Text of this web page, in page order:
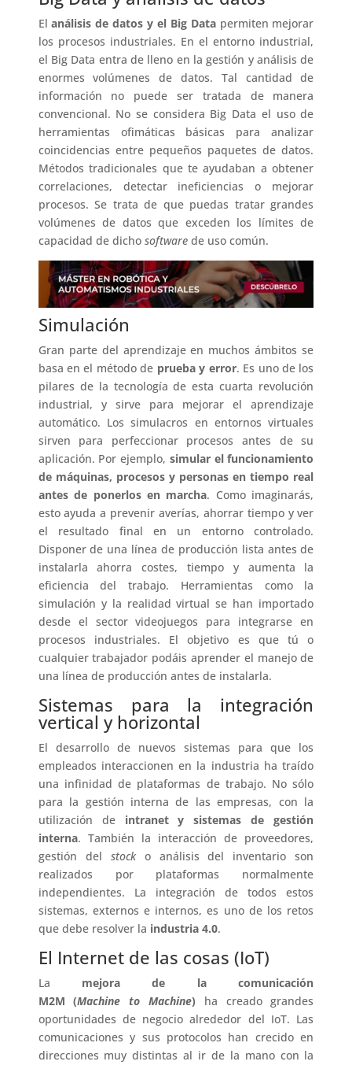
Elanálisis de datos y el Big Datapermiten mejorar
los procesos industriales. En el entorno industrial,
el Big Data entra de lleno en la gestión y análisis de
enormes volúmenes de datos. Tal cantidad de
información no puede ser tratada de manera
convencional. No se considera Big Data el uso de
herramientas ofimáticas básicas para analizar
coincidencias entre pequeños paquetes de datos.
Métodos tradicionales que te ayudaban a obtener
correlaciones, detectar ineficiencias o mejorar
procesos. Se trata de que puedas tratar grandes
volúmenes de datos que exceden los límites de
capacidad de dicho software de uso común.
Simulación
Gran parte del aprendizaje en muchos ámbitos se
basa en el método de prueba y error. Es uno de los
pilares de la tecnología de esta cuarta revolución
industrial, y sirve para mejorar el aprendizaje
automático. Los simulacros en entornos virtuales
sirven para perfeccionar procesos antes de su
aplicación. Por ejemplo, simular el funcionamiento
de máquinas, procesos y personas en tiempo real
antes de ponerlos en marcha. Como imaginarás,
esto ayuda a prevenir averías, ahorrar tiempo y ver
el resultado final en un entorno controlado.
Disponer de una línea de producción lista antes de
instalarla ahorra costes, tiempo y aumenta la
eficiencia del trabajo. Herramientas como la
simulación y la realidad virtual se han importado
desde el sector videojuegos para integrarse en
procesos industriales. El objetivo es que tú o
cualquier trabajador podáis aprender el manejo de
una línea de producción antes de instalarla.
Sistemas para la integración
vertical y horizontal
El desarrollo de nuevos sistemas para que los
empleados interaccionen en la industria ha traído
una infinidad de plataformas de trabajo. No sólo
para la gestión interna de las empresas, con la
utilización de intranet y sistemas de gestión
interna. También la interacción de proveedores,
gestión del stock o análisis del inventario son
realizados por plataformas normalmente
independientes. La integración de todos estos
sistemas, externos e internos, es uno de los retos
que debe resolver la industria 4.0.
El Internet de las cosas (IoT)
La mejora de la comunicación
M2M(Machineto Machine) ha creado grandes
oportunidades de negocio alrededor del IoT. Las
comunicaciones y sus protocolos han crecido en
direcciones muy distintas al ir de la mano con la